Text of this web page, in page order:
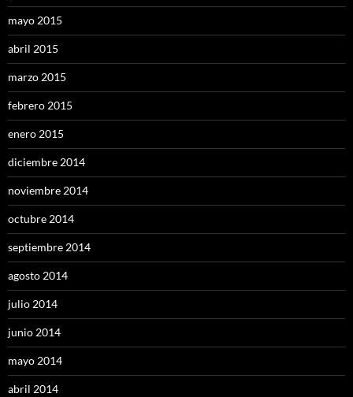
mayo 2015
abril 2015
marzo 2015
febrero 2015
enero 2015
diciembre 2014
noviembre 2014
octubre 2014
septiembre 2014
agosto 2014
julio 2014
junio 2014
mayo 2014
abril 2014